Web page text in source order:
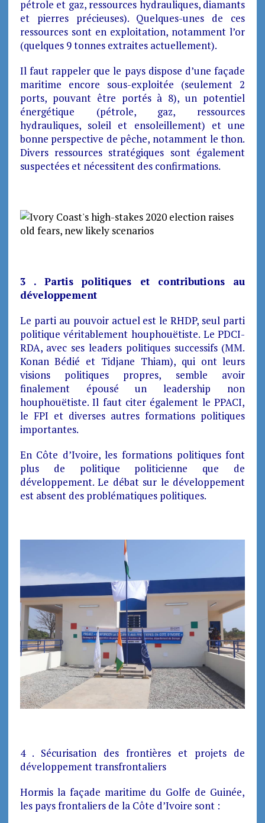
pétrole et gaz, ressources hydrauliques, diamants
et pierres précieuses). Quelques-unes de ces
ressources sont en exploitation, notamment l’or
(quelques 9 tonnes extraites actuellement).
Il faut rappeler que le pays dispose d’une façade
maritime encore sous-exploitée (seulement 2
ports, pouvant être portés à 8), un potentiel
énergétique (pétrole, gaz, ressources
hydrauliques, soleil et ensoleillement) et une
bonne perspective de pêche, notamment le thon.
Divers ressources stratégiques sont également
suspectées et nécessitent des confirmations.
3 . Partis politiques et contributions au
développement
Le parti au pouvoir actuel est le RHDP, seul parti
politique véritablement houphouëtiste. Le PDCI-
RDA, avec ses leaders politiques successifs (MM.
Konan Bédié et Tidjane Thiam), qui ont leurs
visions politiques propres, semble avoir
finalement épousé un leadership non
houphouëtiste. Il faut citer également le PPACI,
le FPI et diverses autres formations politiques
importantes.
En Côte d’Ivoire, les formations politiques font
plus de politique politicienne que de
développement. Le débat sur le développement
est absent des problématiques politiques.
4 . Sécurisation des frontières et projets de
développement transfrontaliers
Hormis la façade maritime du Golfe de Guinée,
les pays frontaliers de la Côte d’Ivoire sont :